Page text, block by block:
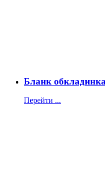
Бланк
Перейти ...